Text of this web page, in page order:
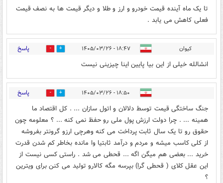
تا یک ماه آینده قیمت خودرو و ارز و طلا و دیگر قیمت ها به نصف قیمت
فعلی کاهش می یابد .
کیوان ۱۸:۴۷ - ۱۴۰۵/۰۳/۲۶ 1 پاسخ
انشالله خیلی از این بیا پایین اینا چیزینی نیست
۱۸:۵۰ - ۱۴۰۵/۰۳/۲۶ 0 پاسخ
جنگ ساختگی قیمت توسط دلالان و اتول سازان ... . کل اقتصاد ما
همینه ... . چرا دولت ارزش پول ملی رو حفظ نمی کنه ... ؟ معلومه چون
حقوق رو تا یک سال ثابت پرداخت می کنه وهرچی ارزو گرونتر بفروشه
از کلی کاسب میشه و مردم و درآمد ثابتیا وا مانده بخاطر کم شدن قدرت
خرید ... بعضی هم میگن اگه ... قحطی می شد . راستی کسی نیست از
این عقل کلای ( قحطی گرا) بپرسه مگه کالارو تولید می کنن برای ویترین
؟